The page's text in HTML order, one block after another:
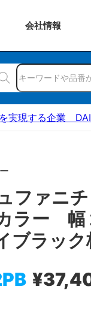
会社情報
実現する企業
ファニ
ラー 幅
ラック